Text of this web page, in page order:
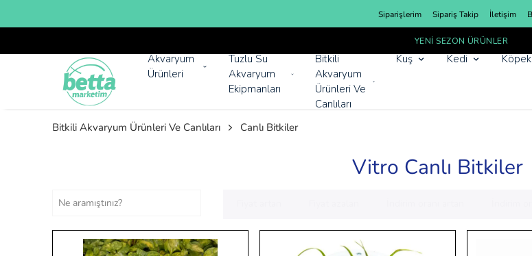
Siparişlerim Sipariş Takip İletişim
YENI SEZON ÜRÜNLER
Akvaryum
Ürünleri
Tuzlu Su
Akvaryum
Ekipmanları
Bitkili
Akvaryum
Ürünleri Ve
Canlıları
Kuş Kedi Köpek
Bitkili Akvaryum Ürünleri Ve Canlıları Canlı Bitkiler
Vitro Canlı Bitkiler